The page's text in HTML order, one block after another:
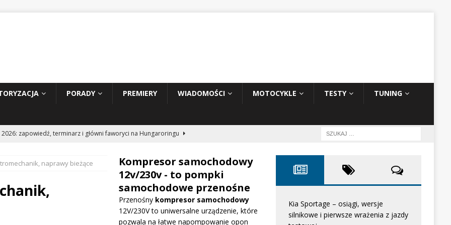
PORADY PREMIERY WIADOMOŚCI MOTOCYKLE TESTY TUNING
2026: zapowiedź, terminarz i główni faworyci na Hungaroringu
2: Tom Cruise wraca za kierownicę NASCAR
WIADOMOŚCI
dużą aktualizację na GP Węgier i testuje skrzydło Macarena
naprawy bieżące
Kompresor samochodowy
12v/230v - to pompki
samochodowe przenośne
Przenośny kompresor samochodowy
12V/230V to uniwersalne urządzenie, które
pozwala na łatwe napompowanie opon
Kia Sportage – osiągi, wersje
silnikowe i pierwsze wrażenia z jazdy